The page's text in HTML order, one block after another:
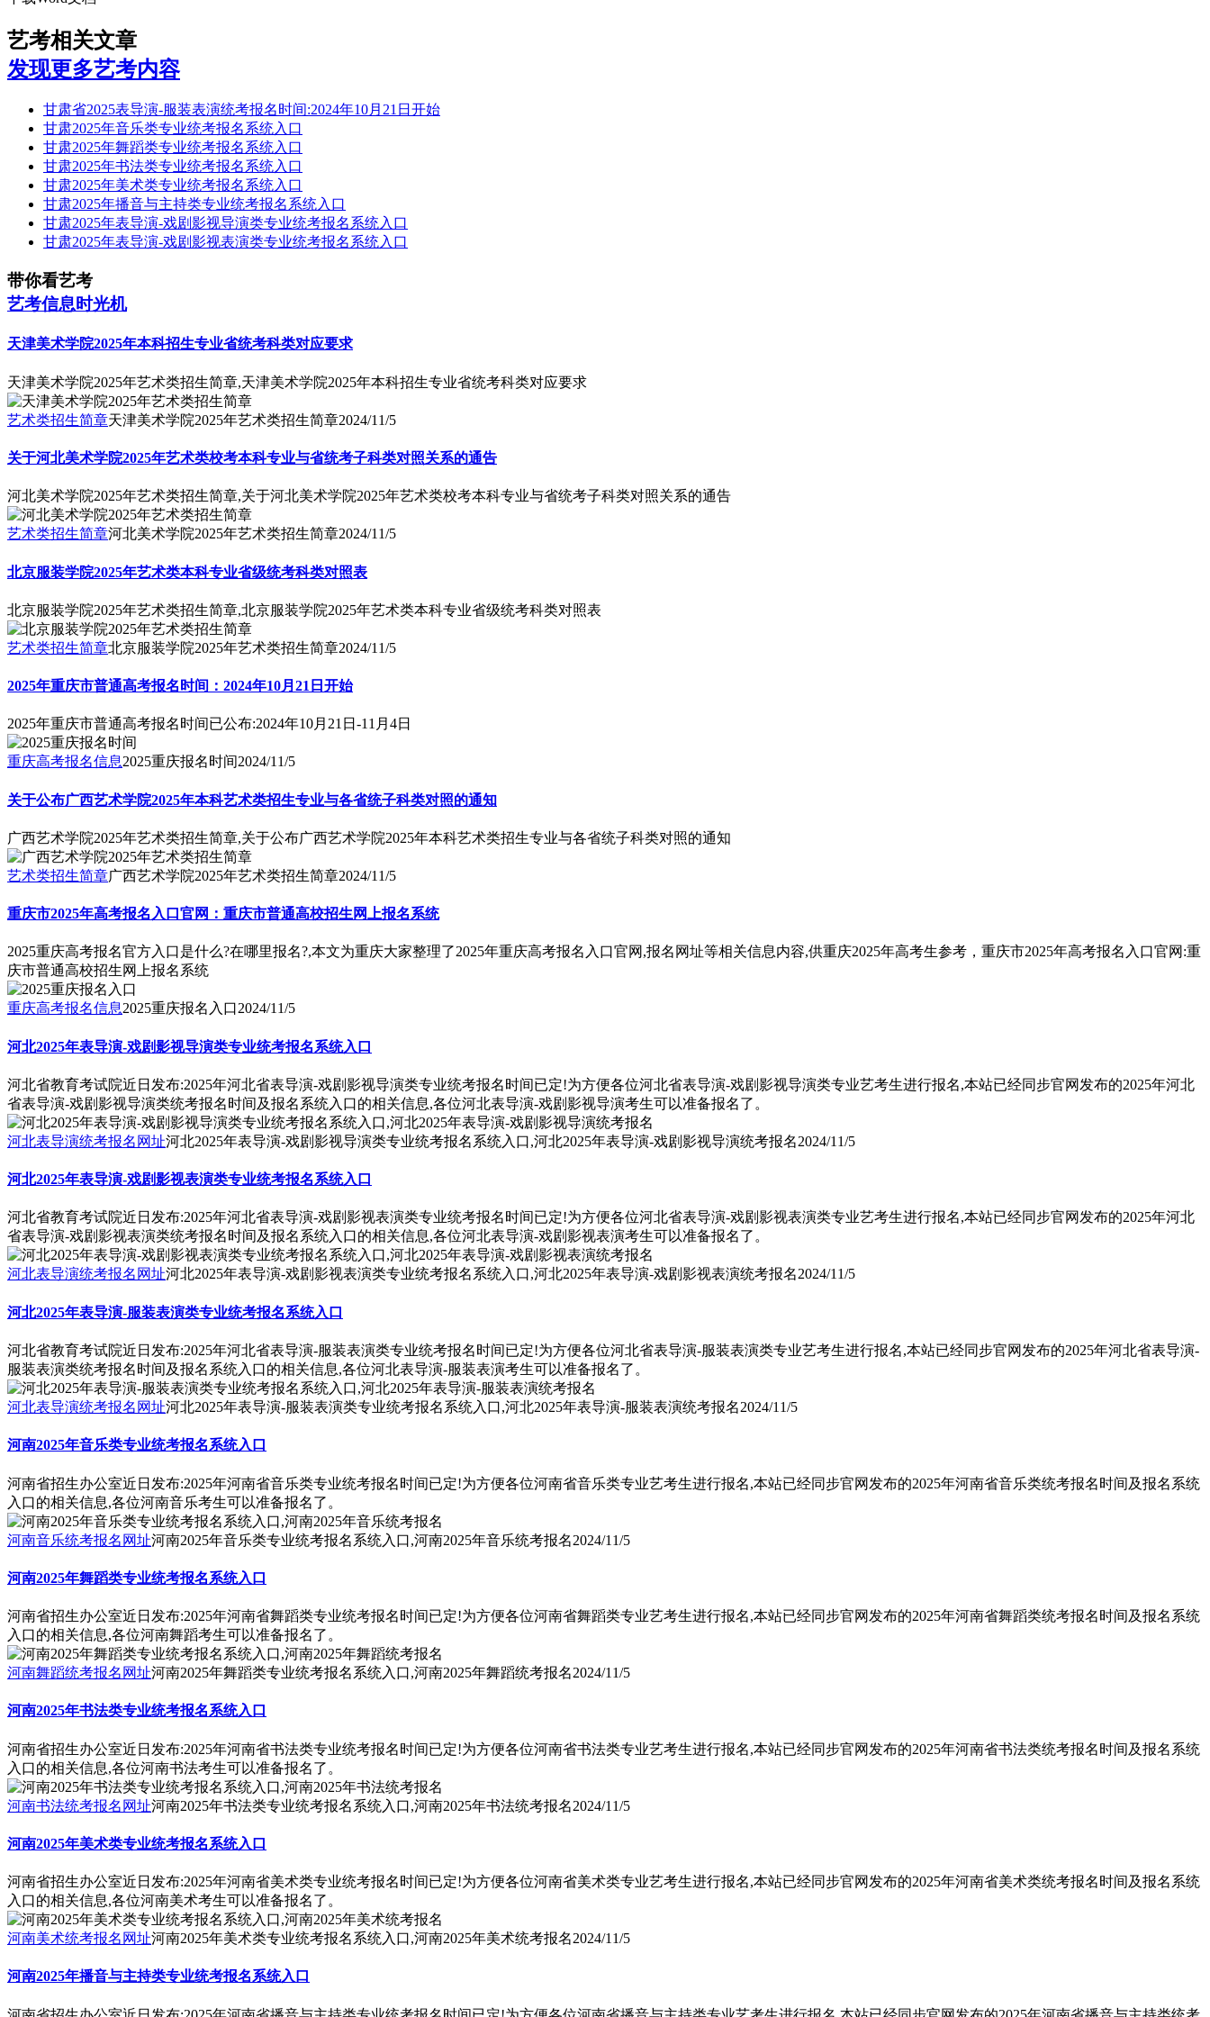
艺考相关文章
发现更多艺考内容
甘肃省2025表导演-服装表演统考报名时间:2024年10月21日开始
甘肃2025年音乐类专业统考报名系统入口
甘肃2025年舞蹈类专业统考报名系统入口
甘肃2025年书法类专业统考报名系统入口
甘肃2025年美术类专业统考报名系统入口
甘肃2025年播音与主持类专业统考报名系统入口
甘肃2025年表导演-戏剧影视导演类专业统考报名系统入口
甘肃2025年表导演-戏剧影视表演类专业统考报名系统入口
带你看艺考
艺考信息时光机
天津美术学院2025年本科招生专业省统考科类对应要求
天津美术学院2025年艺术类招生简章,天津美术学院2025年本科招生专业省统考科类对应要求
艺术类招生简章天津美术学院2025年艺术类招生简章2024/11/5
关于河北美术学院2025年艺术类校考本科专业与省统考子科类对照关系的通告
河北美术学院2025年艺术类招生简章,关于河北美术学院2025年艺术类校考本科专业与省统考子科类对照关系的通告
艺术类招生简章河北美术学院2025年艺术类招生简章2024/11/5
北京服装学院2025年艺术类本科专业省级统考科类对照表
北京服装学院2025年艺术类招生简章,北京服装学院2025年艺术类本科专业省级统考科类对照表
艺术类招生简章北京服装学院2025年艺术类招生简章2024/11/5
2025年重庆市普通高考报名时间：2024年10月21日开始
2025年重庆市普通高考报名时间已公布:2024年10月21日-11月4日
重庆高考报名信息2025重庆报名时间2024/11/5
关于公布广西艺术学院2025年本科艺术类招生专业与各省统子科类对照的通知
广西艺术学院2025年艺术类招生简章,关于公布广西艺术学院2025年本科艺术类招生专业与各省统子科类对照的通知
艺术类招生简章广西艺术学院2025年艺术类招生简章2024/11/5
重庆市2025年高考报名入口官网：重庆市普通高校招生网上报名系统
2025重庆高考报名官方入口是什么?在哪里报名?,本文为重庆大家整理了2025年重庆高考报名入口官网,报名网址等相关信息内容,供重庆2025年高考生参考，重庆市2025年高考报名入口官网:重
庆市普通高校招生网上报名系统
重庆高考报名信息2025重庆报名入口2024/11/5
河北2025年表导演-戏剧影视导演类专业统考报名系统入口
河北省教育考试院近日发布:2025年河北省表导演-戏剧影视导演类专业统考报名时间已定!为方便各位河北省表导演-戏剧影视导演类专业艺考生进行报名,本站已经同步官网发布的2025年河北
省表导演-戏剧影视导演类统考报名时间及报名系统入口的相关信息,各位河北表导演-戏剧影视导演考生可以准备报名了。
河北表导演统考报名网址河北2025年表导演-戏剧影视导演类专业统考报名系统入口,河北2025年表导演-戏剧影视导演统考报名2024/11/5
河北2025年表导演-戏剧影视表演类专业统考报名系统入口
河北省教育考试院近日发布:2025年河北省表导演-戏剧影视表演类专业统考报名时间已定!为方便各位河北省表导演-戏剧影视表演类专业艺考生进行报名,本站已经同步官网发布的2025年河北
省表导演-戏剧影视表演类统考报名时间及报名系统入口的相关信息,各位河北表导演-戏剧影视表演考生可以准备报名了。
河北表导演统考报名网址河北2025年表导演-戏剧影视表演类专业统考报名系统入口,河北2025年表导演-戏剧影视表演统考报名2024/11/5
河北2025年表导演-服装表演类专业统考报名系统入口
河北省教育考试院近日发布:2025年河北省表导演-服装表演类专业统考报名时间已定!为方便各位河北省表导演-服装表演类专业艺考生进行报名,本站已经同步官网发布的2025年河北省表导演-
服装表演类统考报名时间及报名系统入口的相关信息,各位河北表导演-服装表演考生可以准备报名了。
河北表导演统考报名网址河北2025年表导演-服装表演类专业统考报名系统入口,河北2025年表导演-服装表演统考报名2024/11/5
河南2025年音乐类专业统考报名系统入口
河南省招生办公室近日发布:2025年河南省音乐类专业统考报名时间已定!为方便各位河南省音乐类专业艺考生进行报名,本站已经同步官网发布的2025年河南省音乐类统考报名时间及报名系统
入口的相关信息,各位河南音乐考生可以准备报名了。
河南音乐统考报名网址河南2025年音乐类专业统考报名系统入口,河南2025年音乐统考报名2024/11/5
河南2025年舞蹈类专业统考报名系统入口
河南省招生办公室近日发布:2025年河南省舞蹈类专业统考报名时间已定!为方便各位河南省舞蹈类专业艺考生进行报名,本站已经同步官网发布的2025年河南省舞蹈类统考报名时间及报名系统
入口的相关信息,各位河南舞蹈考生可以准备报名了。
河南舞蹈统考报名网址河南2025年舞蹈类专业统考报名系统入口,河南2025年舞蹈统考报名2024/11/5
河南2025年书法类专业统考报名系统入口
河南省招生办公室近日发布:2025年河南省书法类专业统考报名时间已定!为方便各位河南省书法类专业艺考生进行报名,本站已经同步官网发布的2025年河南省书法类统考报名时间及报名系统
入口的相关信息,各位河南书法考生可以准备报名了。
河南书法统考报名网址河南2025年书法类专业统考报名系统入口,河南2025年书法统考报名2024/11/5
河南2025年美术类专业统考报名系统入口
河南省招生办公室近日发布:2025年河南省美术类专业统考报名时间已定!为方便各位河南省美术类专业艺考生进行报名,本站已经同步官网发布的2025年河南省美术类统考报名时间及报名系统
入口的相关信息,各位河南美术考生可以准备报名了。
河南美术统考报名网址河南2025年美术类专业统考报名系统入口,河南2025年美术统考报名2024/11/5
河南2025年播音与主持类专业统考报名系统入口